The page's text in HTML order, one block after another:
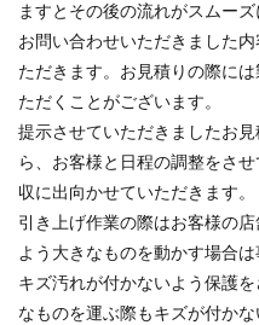
ますとその後の流れがスムーズ
お問い合わせいただきました
ただきます。お見積りの際に
ただくことがございます。
提示させていただきましたお
ら、お客様と日程の調整をさ
収に出向かせていただきます。
引き上げ作業の際はお客様の
よう大きなものを動かす場合
キズ汚れが付かないよう保護
なものを運ぶ際もキズが付か